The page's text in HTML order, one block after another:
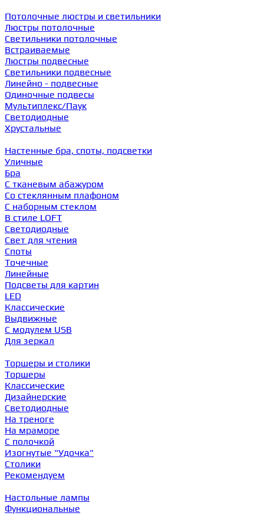
Потолочные люстры и светильники
Люстры потолочные
Светильники потолочные
Встраиваемые
Люстры подвесные
Светильники подвесные
Линейно - подвесные
Одиночные подвесы
Мультиплекс/Паук
Светодиодные
Хрустальные
Настенные бра, споты, подсветки
Уличные
Бра
С тканевым абажуром
Со стеклянным плафоном
С наборным стеклом
В стиле LOFT
Светодиодные
Свет для чтения
Споты
Точечные
Линейные
Подсветы для картин
LED
Классические
Выдвижные
С модулем USB
Для зеркал
Торшеры и столики
Торшеры
Классические
Дизайнерские
Светодиодные
На треноге
На мраморе
С полочкой
Изогнутые "Удочка"
Столики
Рекомендуем
Настольные лампы
Функциональные